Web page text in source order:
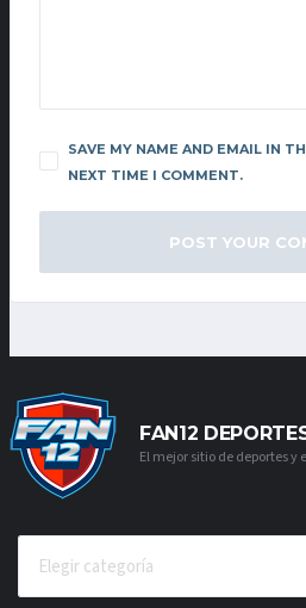
SAVE MY NAME AND EMAIL IN
NEXT TIME I COMMENT.
FAN12
El mejor sitio de deportes